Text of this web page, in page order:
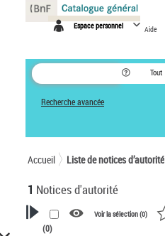
Espace personnel Aide
Tout
Recherche avancée
Accueil Liste de notices d’autorité
1 Notices d'autorité
Voir la sélection (0)
(0)
Panneau de gestion des cookies